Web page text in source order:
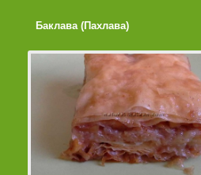
Баклава (Пахлава)